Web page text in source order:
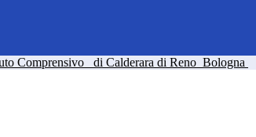
Comprensivo di Calderara di Reno Bologna